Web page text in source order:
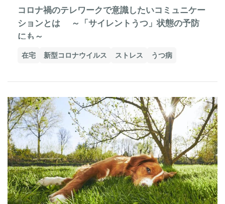
コロナ禍のテレワークで意識したいコミュニケー
ションとは ～「サイレントうつ」状態の予防
にも～
在宅 新型コロナウイルス ストレス うつ病